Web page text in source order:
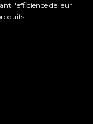
l'efficience de leur